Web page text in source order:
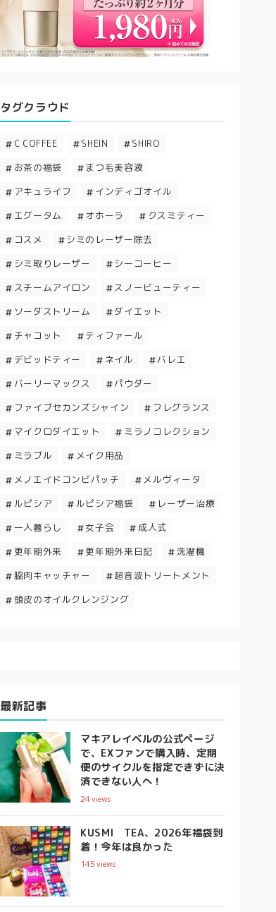
タグクラウド
C COFFEE SHEIN
SHIRO
お茶の福袋
まつ毛美容液
アキュライフ
インディゴオイル
エグータム
オホーラ
クスミティー
コスメ
シミのレーザー除去
シミ取りレーザー
シーコーヒー
スチームアイロン
スノービューティー
ソーダストリーム
ダイエット
チャコット
ティファール
デビッドティー
ネイル
バレエ
バーリーマックス
パウダー
ファイブセカンズシャイン
フレグランス
マイクロダイエット
ミラノコレクション
ミラブル
メイク用品
メノエイドコンビパッチ
メルヴィータ
ルピシア
ルピシア福袋
レーザー治療
一人暮らし
女子会
成人式
更年期外来
更年期外来日記
洗濯機
脇肉キャッチャー
超音波トリートメント
頭皮のオイルクレンジング
最新記事
マキアレイベルの公式ページ
で、EXファンで購入時、定期
便のサイクルを指定できずに決
済できない人へ！
24views
KUSMI TEA、2026年福袋到
着！今年は良かった
145views